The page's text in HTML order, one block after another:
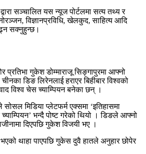
सञ्चालित यस न्यूज पोर्टलमा सत्य तथ्य र
विज्ञानप्रविधि, खेलकुद, साहित्य आदि
सक्नुहुन्छ।
प्रतिभा गुकेश डोम्माराजू सिङ्गापुरमा आफ्नो
डिङ लिरेनलाई हराएर बिहीबार विश्वको
विश्व चेस च्याम्पियन बनेका छन् ।
सोसल मिडिया प्लेटफर्म एक्समा ‘इतिहासमा
भन्दै पोष्ट गरेको थियो । डिङले आफ्नो
दिएपछि गुकेश विजयी भए ।
थाहा पाएपछि गुकेस दुवै हातले अनुहार छोपेर